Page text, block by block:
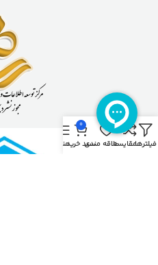
فیلترهامقایسهعلاقه مندی
0
سبد خریدمنو